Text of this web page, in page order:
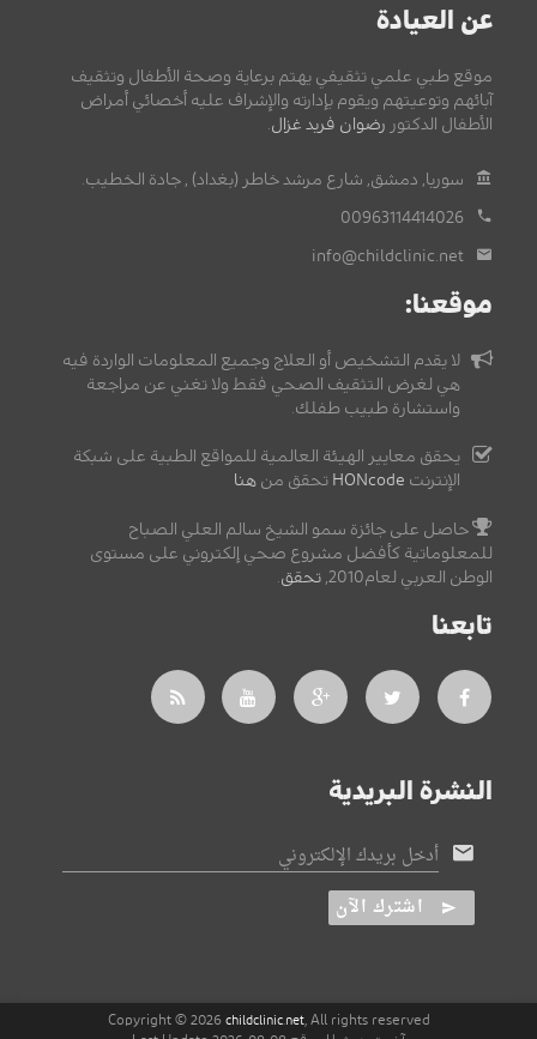
عن العيادة
موقع طبي علمي تثقيفي يهتم برعاية وصحة الأطفال وتثقيف
آبائهم وتوعيتهم ويقوم بإدارته والإشراف عليه أخصائي أمراض
الأطفال الدكتور رضوان فريد غزال.
سوريا, دمشق, شارع مرشد خاطر (بغداد) , جادة الخطيب.
00963114414026
info@childclinic.net
موقعنا:
لا يقدم التشخيص أو العلاج وجميع المعلومات الواردة فيه
هي لغرض التثقيف الصحي فقط ولا تغني عن مراجعة
واستشارة طبيب طفلك.
يحقق معايير الهيئة العالمية للمواقع الطبية على شبكة
الإنترنت HONcode تحقق من هنا
حاصل على جائزة سمو الشيخ سالم العلي الصباح
للمعلوماتية كأفضل مشروع صحي إلكتروني على مستوى
الوطن العربي لعام2010,
تحقق.
تابعنا
النشرة البريدية
أدخل بريدك الإلكتروني
اشترك الآن
Copyright © 2026 childclinic.net, All rights reserved